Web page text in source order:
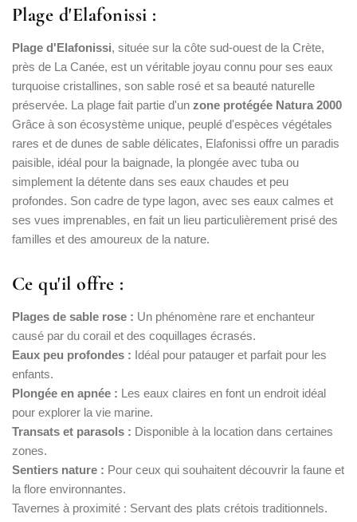
Plage d'Elafonissi :
Plage d'Elafonissi, située sur la côte sud-ouest de la Crète,
près de La Canée, est un véritable joyau connu pour ses eaux
turquoise cristallines, son sable rosé et sa beauté naturelle
préservée. La plage fait partie d'un zone protégée Natura 2000
Grâce à son écosystème unique, peuplé d'espèces végétales
rares et de dunes de sable délicates, Elafonissi offre un paradis
paisible, idéal pour la baignade, la plongée avec tuba ou
simplement la détente dans ses eaux chaudes et peu
profondes. Son cadre de type lagon, avec ses eaux calmes et
ses vues imprenables, en fait un lieu particulièrement prisé des
familles et des amoureux de la nature.
Ce qu'il offre :
Plages de sable rose : Un phénomène rare et enchanteur
causé par du corail et des coquillages écrasés.
Eaux peu profondes : Idéal pour patauger et parfait pour les
enfants.
Plongée en apnée : Les eaux claires en font un endroit idéal
pour explorer la vie marine.
Transats et parasols : Disponible à la location dans certaines
zones.
Sentiers nature : Pour ceux qui souhaitent découvrir la faune et
la flore environnantes.
Tavernes à proximité : Servant des plats crétois traditionnels.